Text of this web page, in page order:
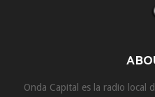
Onda Capital es la radio local